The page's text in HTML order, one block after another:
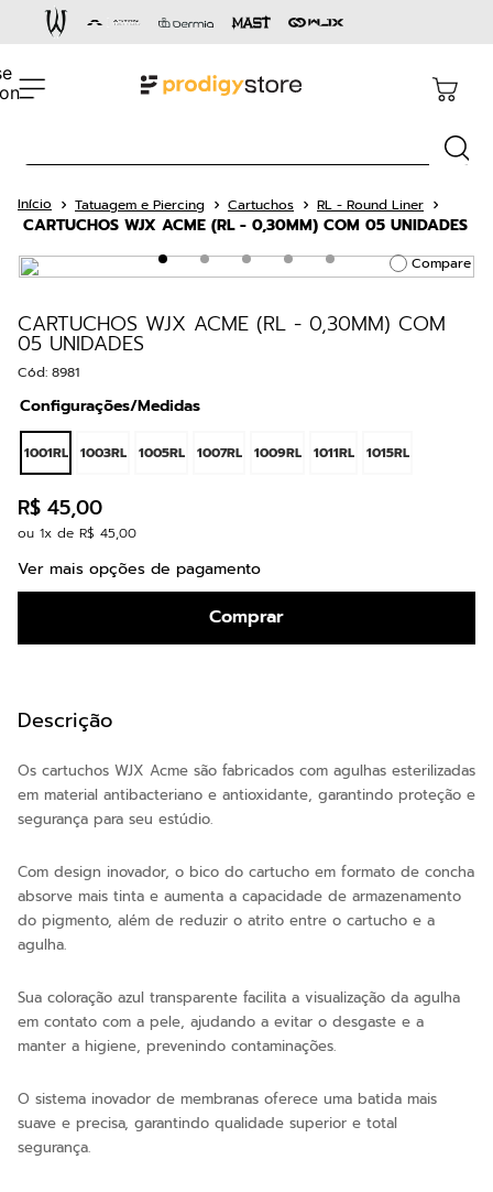
Tatuagem e Piercing Cartuchos RL - Round Liner
CARTUCHOS WJX ACME (RL - 0,30MM) COM 05 UNIDADES
Compare
CARTUCHOS WJX ACME (RL - 0,30MM) COM
05 UNIDADES
Cód: 8981
Configurações/Medidas
1001RL 1003RL 1005RL 1007RL 1009RL 1011RL 1015RL
R$ 45,00
ou 1x de R$ 45,00
Ver mais opções de pagamento
Comprar
Descrição
Os cartuchos WJX Acme são fabricados com agulhas esterilizadas
em material antibacteriano e antioxidante, garantindo proteção e
segurança para seu estúdio.
Com design inovador, o bico do cartucho em formato de concha
absorve mais tinta e aumenta a capacidade de armazenamento
do pigmento, além de reduzir o atrito entre o cartucho e a
agulha.
Sua coloração azul transparente facilita a visualização da agulha
em contato com a pele, ajudando a evitar o desgaste e a
manter a higiene, prevenindo contaminações.
O sistema inovador de membranas oferece uma batida mais
suave e precisa, garantindo qualidade superior e total
segurança.
Termos mais buscados
5º
aston gold
6º
cartucho rm
8 º
cnexplore
9º
ava
10º 36 pontas